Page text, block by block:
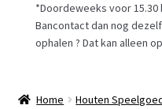
Voorwaarden
Afrekenen
*Doordeweeks voor 15.30
Bancontact dan nog
ophalen ? Dat kan alleen
Home
Houten